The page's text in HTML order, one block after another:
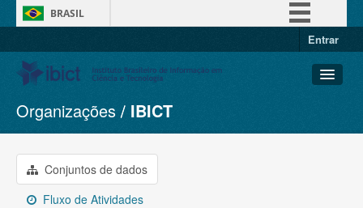
BRASIL
Entrar
Conjuntos de dados
Organizações
Grupos
Sobre
Organizações IBICT
Conjuntos de dados
Fluxo de Atividades